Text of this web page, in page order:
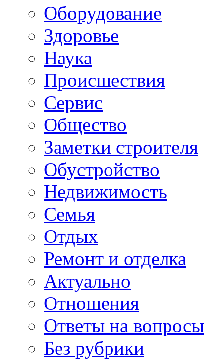
Oборудование
Здоровье
Наука
Происшествия
Сервис
Общество
Заметки строителя
Обустройство
Недвижимость
Семья
Отдых
Ремонт и отделка
Актуально
Отношения
Ответы на вопросы
Без рубрики